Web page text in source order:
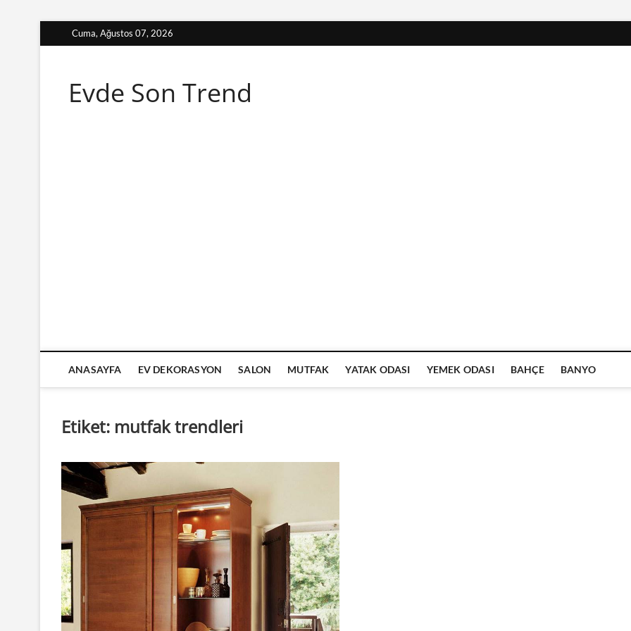
to
Cuma, Ağustos 07, 2026
Evde Son Trend
ANASAYFA EV DEKORASYON SALON MUTFAK YATAK ODASI YEMEK ODASI BAHÇE BANYO
Etiket: mutfak trendleri